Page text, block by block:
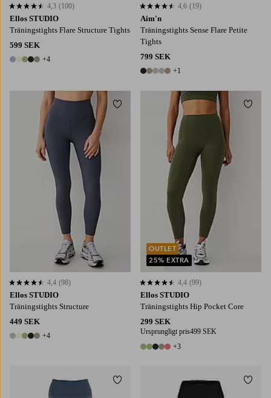
Ellos STUDIO
Träningstights Flare Structure Tights
599 SEK
9 färger
+4
4,3 baserat på 100 st betyg
4,3 (100)
Aim'n
Träningstights Sense Flare Petite
Tights
799 SEK
6 färger
+1
4,6 baserat på 19 st betyg
4,6 (19)
Ellos STUDIO
Träningstights Structure
449 SEK
9 färger
+4
4,4 baserat på 98 st betyg
4,4 (98)
Lägg till i favoriter
Ellos STUDIO
Träningstights Hip Pocket Core
299 SEK
Ursprungligt pris499 SEK
8 färger
+3
4,4 baserat på 99 st betyg
4,4 (99)
OUTLET
25% EXTRA
Lägg till i favoriter